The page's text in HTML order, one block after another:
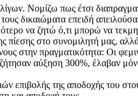
Νομίζω πως έτσι
τους δικαιώματα επειδή
να ζητώ ό,τι μπορώ να
στο συνομιλητή μας,
στην πραγματικότητα: Οι
αύξηση 300%, έλαβαν
επιβολής της αποδοχής του